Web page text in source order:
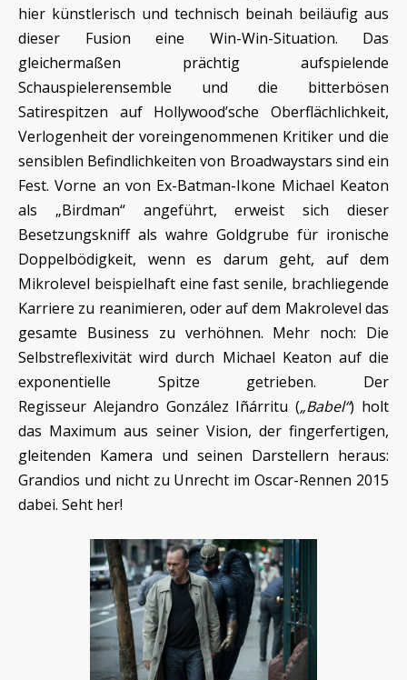
hier künstlerisch und technisch beinah beiläufig aus
dieser Fusion eine Win-Win-Situation. Das
gleichermaßen prächtig aufspielende
Schauspielerensemble und die bitterbösen
Satirespitzen auf Hollywood’sche Oberflächlichkeit,
Verlogenheit der voreingenommenen Kritiker und die
sensiblen Befindlichkeiten von Broadwaystars sind ein
Fest. Vorne an von Ex-Batman-Ikone Michael Keaton
als „Birdman“ angeführt, erweist sich dieser
Besetzungskniff als wahre Goldgrube für ironische
Doppelbödigkeit, wenn es darum geht, auf dem
Mikrolevel beispielhaft eine fast senile, brachliegende
Karriere zu reanimieren, oder auf dem Makrolevel das
gesamte Business zu verhöhnen. Mehr noch: Die
Selbstreflexivität wird durch Michael Keaton auf die
exponentielle Spitze getrieben. Der
Regisseur Alejandro González Iñárritu („Babel“) holt
das Maximum aus seiner Vision, der fingerfertigen,
gleitenden Kamera und seinen Darstellern heraus:
Grandios und nicht zu Unrecht im Oscar-Rennen 2015
dabei. Seht her!